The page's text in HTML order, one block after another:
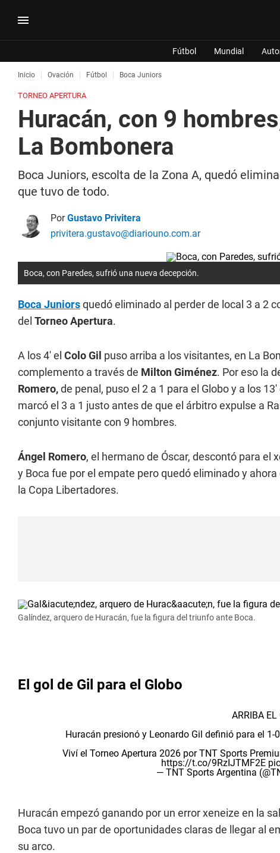
Fútbol Mundial
Inicio Ovación Fútbol Boca Juniors
TORNEO APERTURA
Huracán, con 9
La Bombonera
Boca Juniors, escolta de la Zona A, quedó
que tuvo de todo.
PorGustavo Privitera
privitera.gustavo@diariouno.com.ar
Boca, con Paredes, sufrió una nueva decepción.
Boca Juniorsquedó eliminado al perder de local 3 a 2
del Torneo Apertura.
A los 4' el Colo Gil puso arriba a los visitantes, en La
complemento a través de Milton Giménez. Por eso la
Romero,de penal, puso el 2 a 1 para el Globo y a los
marcó el 3 a 1 justo antes de que el árbitro expulse a
conjunto visitante con 9 hombres.
Ángel Romero, el hermano de Óscar, descontó para
y Boca fue por el empate pero quedó eliminado y
la Copa Libertadores.
Galíndez, arquero de Huracán, fue la figura del triunfo ante Boca.
El gol de Gil para el Globo
ARRIBA EL
Huracán presionó y Leonardo Gil definió para el 1-
Viví el Torneo Apertura 2026 por TNT Sports
https://t.co/9RzIJTMF2E
— TNT Sports Argentina
Huracán empezó ganando por un error xeneize en la
Boca tuvo un par de oportunidades claras de llegar al
su arco.